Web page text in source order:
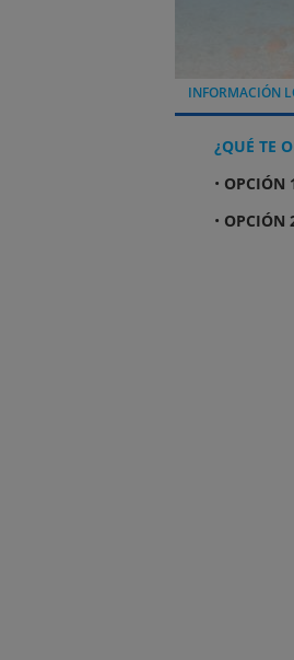
INFORMACIÓN
¿QUÉ TE
• OPCIÓN
• OPCIÓN